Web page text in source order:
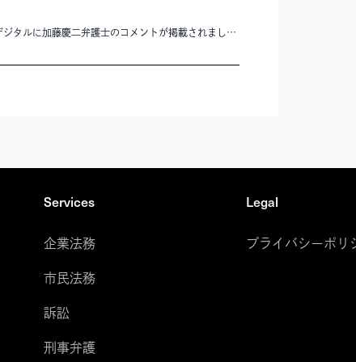
朝日新聞デジタルに加藤慶二弁護士のコメントが掲載されました。
Services
企業法務
市民法務
訴訟
刑事弁護
Legal
プライバシーポリ